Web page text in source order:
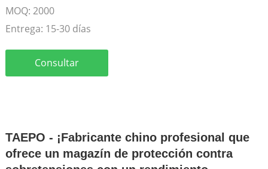
MOQ: 2000
Entrega: 15-30 días
Consultar
TAEPO - ¡Fabricante chino profesional que
ofrece un magazín de protección contra